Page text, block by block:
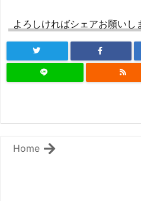
ったよな?剣の魔法じゃなくてさ?
法」でゲーム世界を美少女たちと
カクヨム：『スキル無しゴトーさ
です！～勇者召喚に巻き込まれた
ンの異世界冒険記～』 スターツ出
ELSから書籍化決定！
内政ものでオススメある？ その２
Kラノベブックス：『【爆アド】
ら最強悪霊と脳内バトルしてたら
能域を超えてました 2 ~悪憑の子
『ラーメンが食べたくて 異世界
異世界で生きる事にした ～授か
法』で最強の剣は作れない～』
[スコ速＠ネット小説まとめ]
後世の歴史家いわく、俺は面従
り復讐者らしい 【ファンタジー/
お嬢様を救ったらキスをせがま
などの表紙
[スコ速＠ネット小説まとめ] 2026/
カクヨム：『終末世界の帰還錬
に戻ったら人類と悪魔が戦争を
よろしければシェアお願いし
Home